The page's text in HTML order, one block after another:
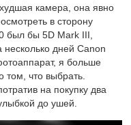
камера, она явно
в сторону
был бы 5D Mark III,
несколько дней Canon
я больше
том, что выбрать.
на покупку два
до ушей.